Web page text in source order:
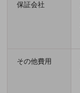
保証会社
その他費用